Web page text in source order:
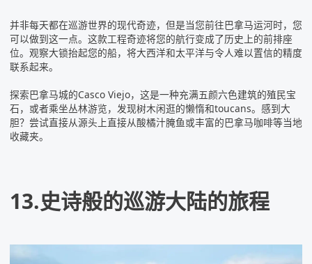
并非每天都在巡游世界的现代奇迹，但是当您前往巴拿马运河时，您
可以做到这一点。这款工程奇迹将您的航行变成了历史上的前排座
位。观察大锁抬起您的船，将大西洋和太平洋与令人难以置信的精度
联系起来。
探索巴拿马城的Casco Viejo，这是一种充满五颜六色建筑的殖民宝
石，或者乘坐丛林游览，发现树木闲逛的懒惰和toucans。感到大
胆？尝试直接从源头上直接从酸橘汁腌鱼或丰富的巴拿马咖啡等当地
收藏夹。
13.史诗般的巡游大陆的旅程